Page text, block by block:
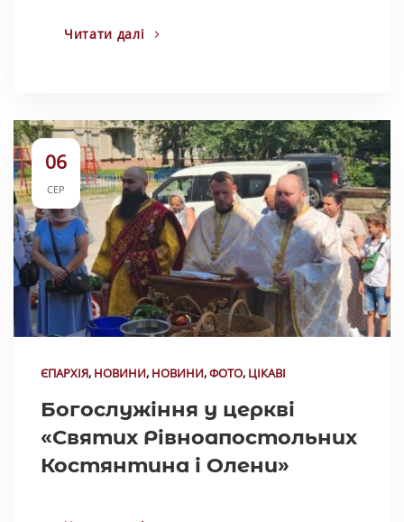
Читати далі
06
СЕР
ЄПАРХІЯ, НОВИНИ, НОВИНИ,ФОТО, ЦІКАВІ
Богослужіння у церкві
«Святих Рівноапостольних
Костянтина і Олени»